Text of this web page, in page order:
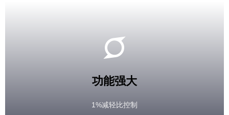
功能强大
1%减轻比控制